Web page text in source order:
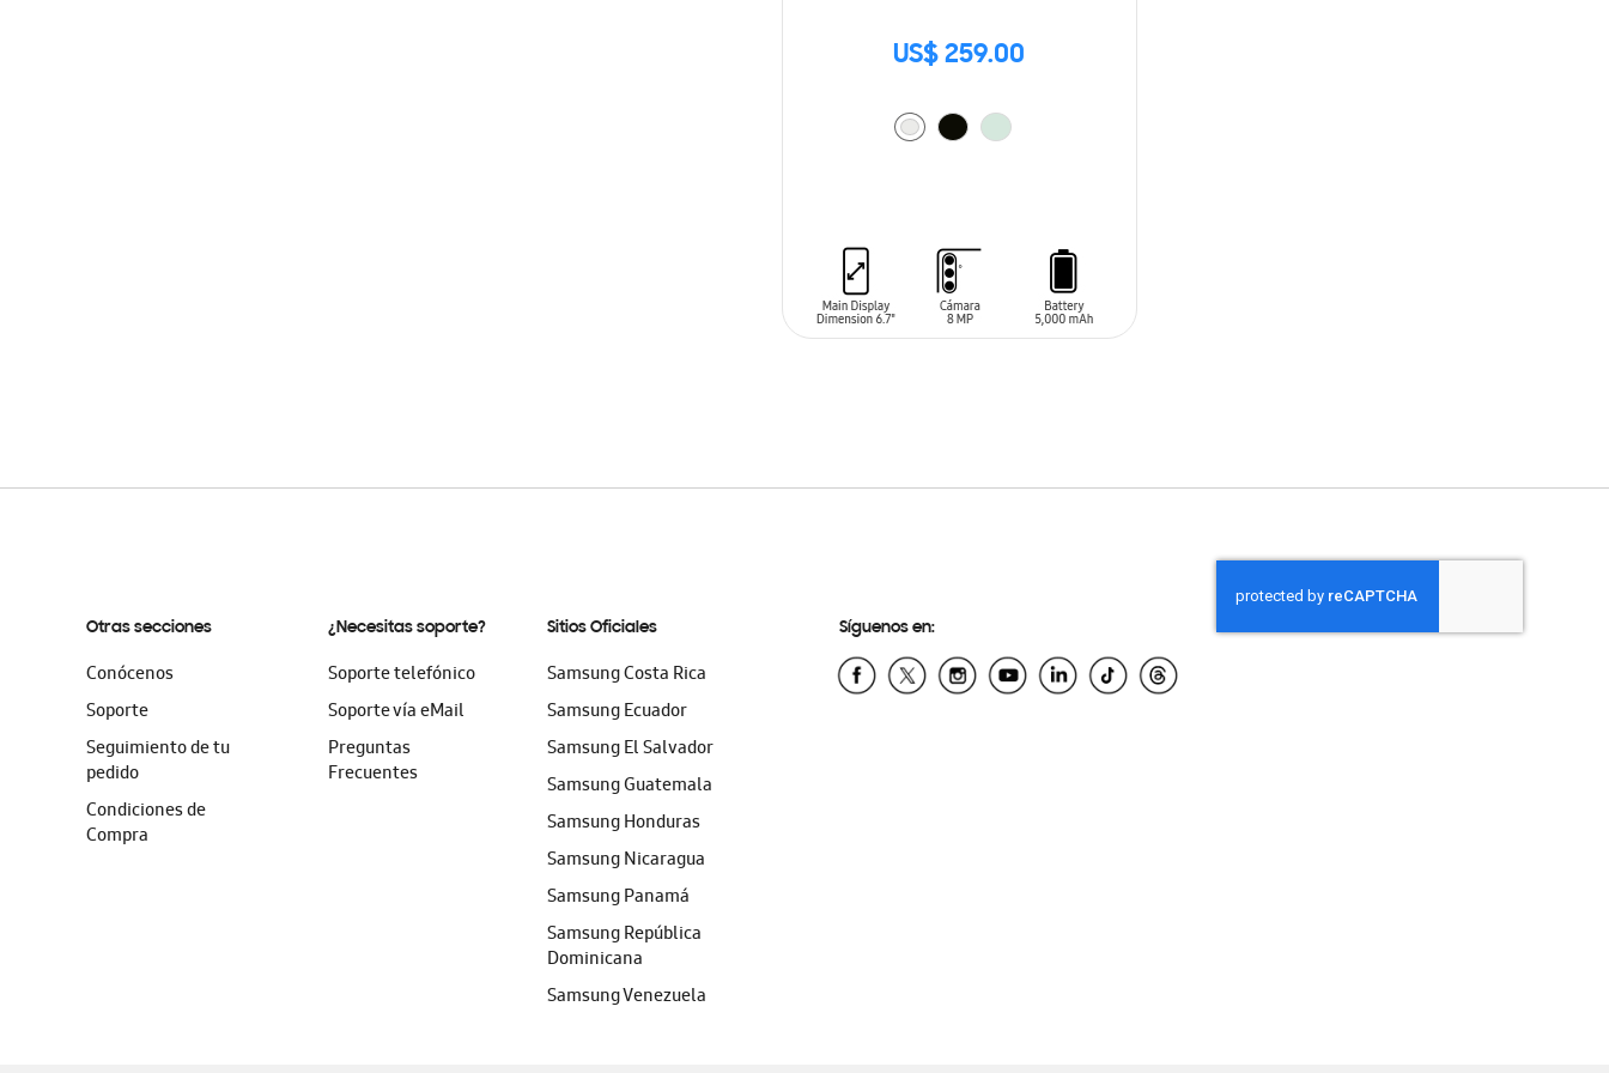
US$ 259.00
Otras secciones
Conócenos
Soporte
Seguimiento de tu
pedido
Condiciones de
Compra
¿Necesitas soporte?
Soporte telefónico
Soporte vía eMail
Preguntas
Frecuentes
Sitios Oficiales
Samsung Costa Rica
Samsung Ecuador
Samsung El Salvador
Samsung Guatemala
Samsung Honduras
Samsung Nicaragua
Samsung Panamá
Samsung República
Dominicana
Samsung Venezuela
Síguenos en: